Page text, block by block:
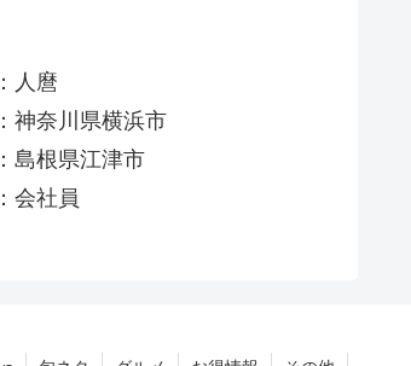
人麿
神奈川県横浜市
島根県江津市
会社員